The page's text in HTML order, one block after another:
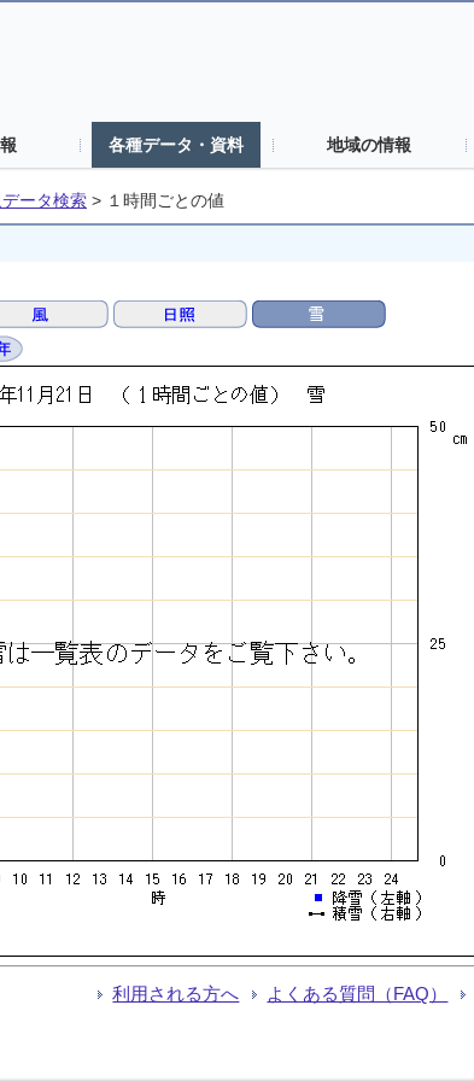
各種データ・資料 地域の情報
ータ検索 > １時間ごとの値
利用される方へ よくある質問（FAQ）